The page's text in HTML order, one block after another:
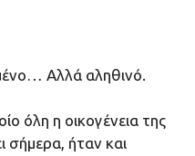
Αλλά αληθινό.
όλη η οικογένεια της
σήμερα, ήταν και